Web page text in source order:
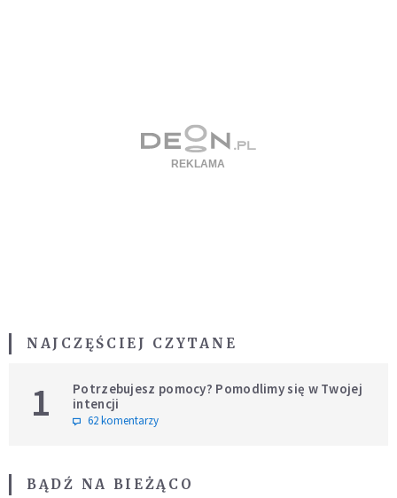
NAJCZĘŚCIEJ CZYTANE
1
Potrzebujesz pomocy? Pomodlimy się w Twojej
intencji
62 komentarzy
BĄDŹ NA BIEŻĄCO